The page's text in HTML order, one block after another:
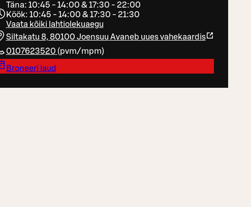
Täna: 10:45 - 14:00 & 17:30 - 22:00
Köök: 10:45 - 14:00 & 17:30 - 21:30
Vaata kõiki lahtiolekuaegu
Siltakatu 8, 80100 Joensuu Avaneb uues vahekaardis
0107623520 (pvm/mpm)
Broneeri laud